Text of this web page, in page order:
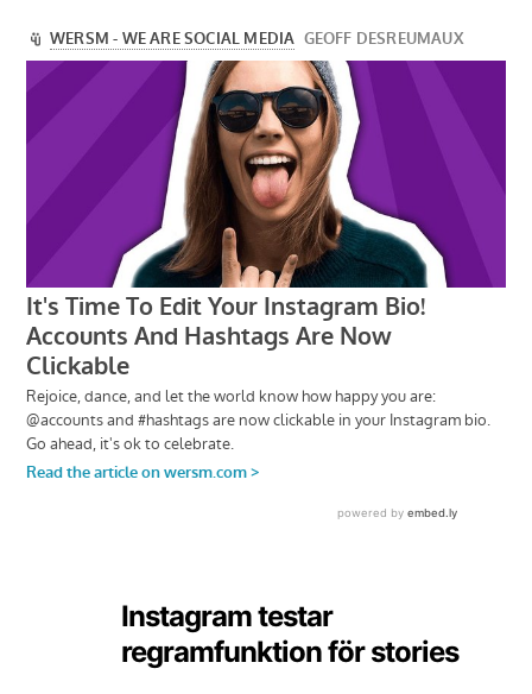
Instagram testar
regramfunktion för stories